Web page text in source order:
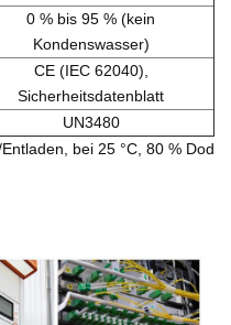
0 % bis 95 % (kein
Kondenswasser)
CE (IEC 62040),
Sicherheitsdatenblatt
UN3480
bei 25 °C, 80 % Dod